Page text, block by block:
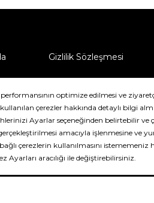
Gizlilik Sözleşmesi